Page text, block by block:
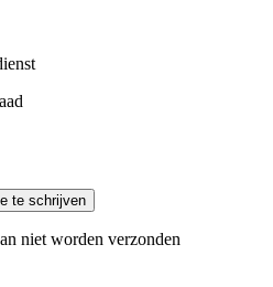
te schrijven
niet worden verzonden